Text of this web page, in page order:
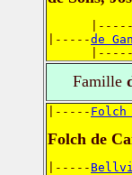
      |-----
|-----de
      |-----
Famille
|----- Folch
Folch de
|-----